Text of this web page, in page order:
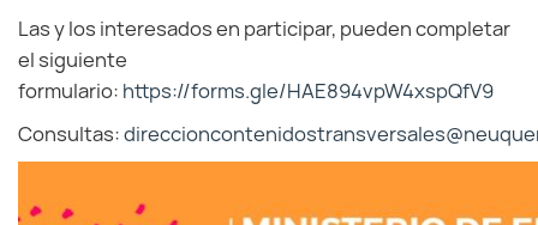
Las y los interesados en participar, pueden completar
el siguiente
formulario: https://forms.gle/HAE894vpW4xspQfV9
Consultas: